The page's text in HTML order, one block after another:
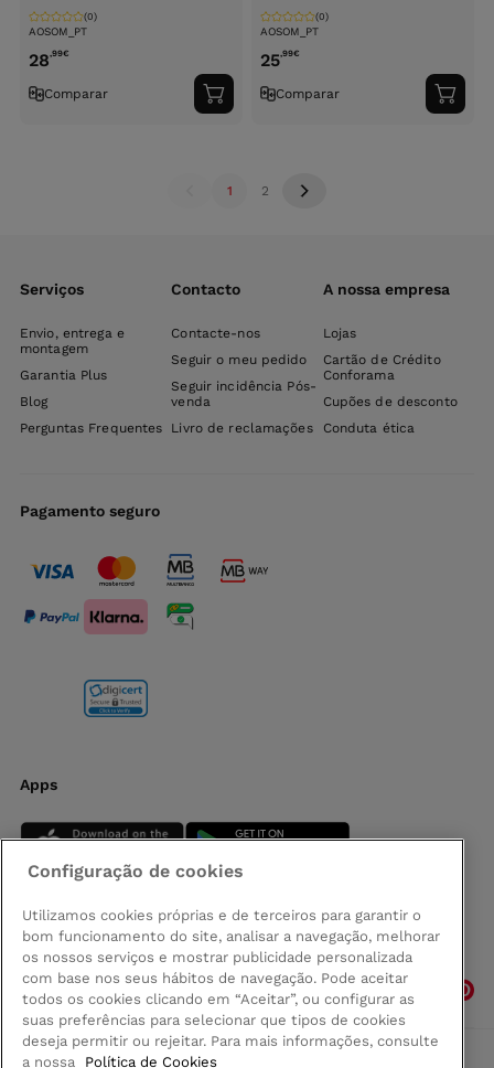
AOSOM_PT
(0)
28,99€
Comparar
Adicionar
ao
AOSOM_PT
(0)
25,99€
Comparar
ao
1 2
Serviços
Envio, entrega e
montagem
Garantia Plus
Blog
Perguntas Frequentes
Contacto
Contacte-nos
Seguir o meu pedido
Seguir incidência Pós-
venda
Livro de reclamações
A nossa empresa
Lojas
Cartão de Crédito
Conforama
Cupões de desconto
Conduta ética
Pagamento seguro
Apps
Siga-nos
Configuração de cookies
Utilizamos cookies próprias e de terceiros para garantir o
bom funcionamento do site, analisar a navegação, melhorar
os nossos serviços e mostrar publicidade personalizada
com base nos seus hábitos de navegação. Pode aceitar
todos os cookies clicando em “Aceitar”, ou configurar as
suas preferências para selecionar que tipos de cookies
deseja permitir ou rejeitar. Para mais informações, consulte
a nossa
Política de Cookies